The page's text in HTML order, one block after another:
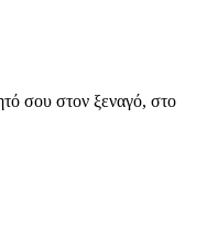
σου στον ξεναγό, στο